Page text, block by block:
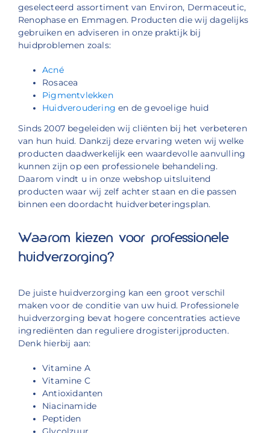
geselecteerd assortiment van Environ, Dermaceutic,
Renophase en Emmagen. Producten die wij dagelijks
gebruiken en adviseren in onze praktijk bij
huidproblemen zoals:
Acné
Rosacea
Pigmentvlekken
Huidveroudering en de gevoelige huid
Sinds 2007 begeleiden wij cliënten bij het verbeteren
van hun huid. Dankzij deze ervaring weten wij welke
producten daadwerkelijk een waardevolle aanvulling
kunnen zijn op een professionele behandeling.
Daarom vindt u in onze webshop uitsluitend
producten waar wij zelf achter staan en die passen
binnen een doordacht huidverbeteringsplan.
Waarom kiezen voor professionele
huidverzorging?
De juiste huidverzorging kan een groot verschil
maken voor de conditie van uw huid. Professionele
huidverzorging bevat hogere concentraties actieve
ingrediënten dan reguliere drogisterijproducten.
Denk hierbij aan:
Vitamine A
Vitamine C
Antioxidanten
Niacinamide
Peptiden